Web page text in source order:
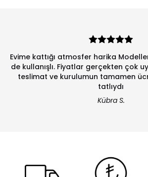
Evime kattığı atmosfer harika
de kullanışlı. Fiyatlar gerçekten çok
teslimat ve kurulumun tamamen
tatlıydı
Kübra S.